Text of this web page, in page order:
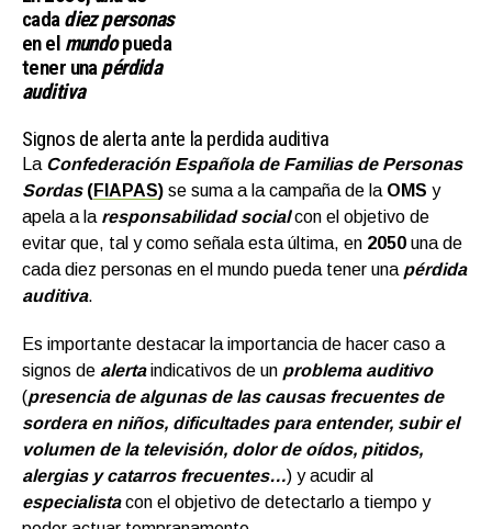
cadadiezpersonas
en el mundopueda
tener unapérdida
auditiva
Signos de alerta ante la perdida auditiva
La Confederación Española de Familias de Personas
Sordas(FIAPAS) se suma a la campaña de la OMS y
apela a la responsabilidad social con el objetivo de
evitar que, tal y como señala esta última, en 2050 una de
cada diez personas en el mundo pueda tener una pérdida
auditiva.
Es importante destacar la importancia de hacer caso a
signos de alertaindicativos de un problema auditivo
(presencia de algunas de las causas frecuentes de
sordera en niños, dificultades para entender, subir el
volumen de la televisión, dolor de oídos, pitidos,
alergias y catarros frecuentes…) y acudir al
especialista con el objetivo de detectarlo a tiempo y